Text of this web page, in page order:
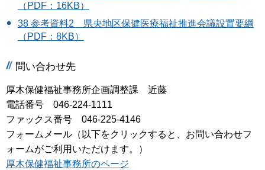
（PDF：16KB）
38 参考資料2 県央地区保健医療福祉推進会議設置要綱
（PDF：8KB）
問い合わせ先
厚木保健福祉事務所企画調整課 近藤
電話番号 046-224-1111
ファックス番号 046-225-4146
フォームメール（以下をクリックすると、お問い合わせフ
ォームがご利用いただけます。）
厚木保健福祉事務所のページ